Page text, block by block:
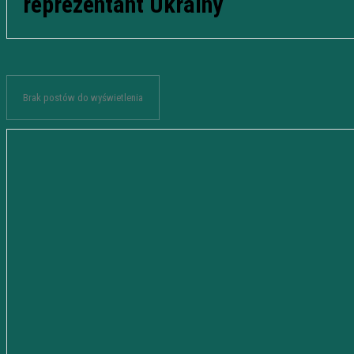
Brak postów do wyświetlenia